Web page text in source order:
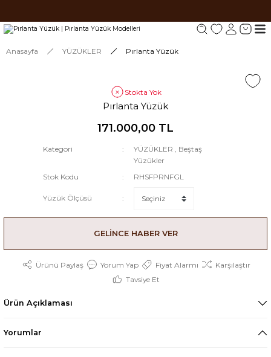
Tüm siparişlerde 1000 TL ve üzeri ücretsiz kargo. #3
Anasayfa YÜZÜKLER Pırlanta Yüzük
Stokta Yok
Pırlanta Yüzük
171.000,00 TL
Kategori YÜZÜKLER , Beştaş
Yüzükler
Stok Kodu
RHSFPRNFGL
Yüzük Ölçüsü
GELİNCE HABER VER
Ürünü Paylaş Yorum Yap Fiyat Alarmı
Karşılaştır
Tavsiye Et
Ürün Açıklaması
Yorumlar